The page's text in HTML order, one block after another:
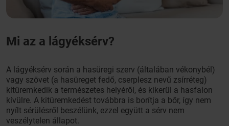
Mi az a lágyéksérv?
A lágyéksérv során a hasüregi szerv (általában vékonybél)
vagy szövet (a hasüreget fedő, cserplesz nevű zsírréteg)
kitüremkedik a természetes helyéről, és kikerül a hasfalon
kívülre. A kitüremkedést továbbra is borítja a bőr, így nem
nyílt sérülésről beszélünk, ezzel együtt a sérv nem
veszélytelen állapot.